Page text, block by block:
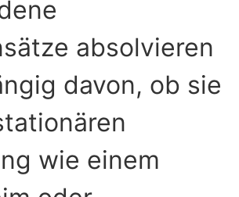
absolvieren
davon, ob sie
wie einem